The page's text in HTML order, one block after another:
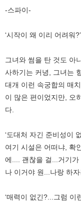
-스파이-
‘시작이 왜 이리 어려워?’
그녀와 썸을 탄 것도 아
사하기는 커녕, 그녀는
대개 이런 속궁합의 매
이 많은 편이었지만, 오
다.
‘도대처 자긴 준비성이
여기 시설은 어떠냐, 확
에.... 괜찮을 걸...거기가
나 이거야 원...나랑 하
‘매력이 없긴?...그럼 이